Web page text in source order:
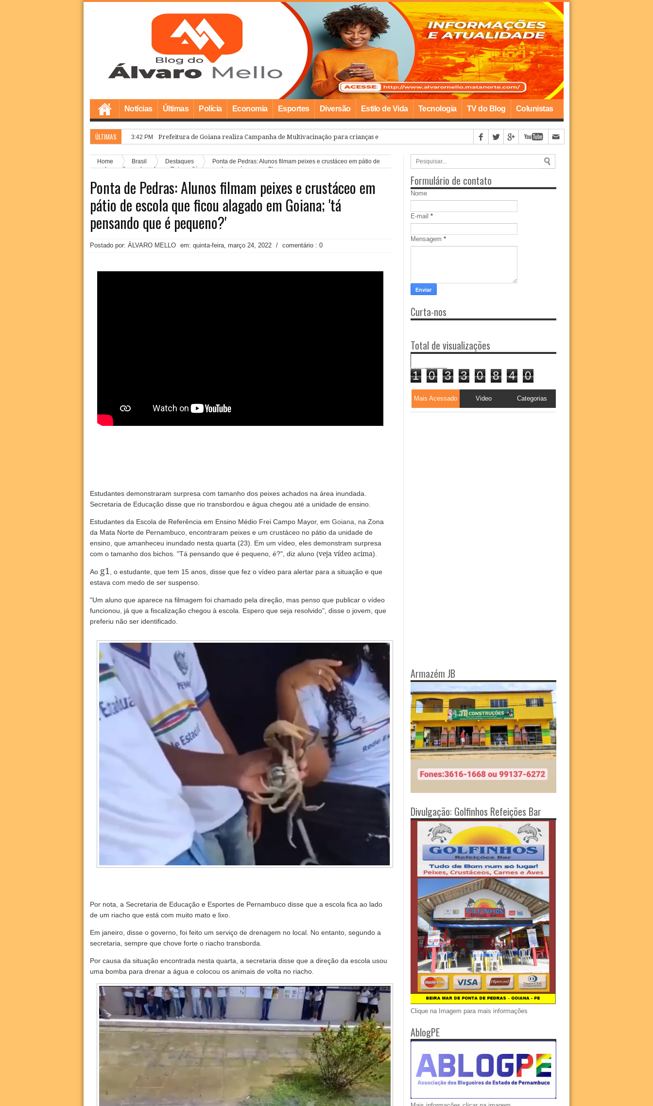
Notícias Últimas Polícia Economia Esportes Diversão Estilo de Vida Tecnologia TV do Blog Colunistas
ÚLTIMAS 3:42 PM Prefeitura de Goiana realiza Campanha de Multivacinação para crianças e adolescentes menores de 15 anos
Home Brasil Destaques
Ponta de Pedras: Alunos filmam peixes e crustáceo em pátio de
escola que ficou alagado em Goiana; 'tá pensando que é pequeno?'
Ponta de Pedras: Alunos filmam peixes e crustáceo em
pátio de escola que ficou alagado em Goiana; 'tá
pensando que é pequeno?'
Postado por: ÁLVARO MELLO em: quinta-feira, março 24, 2022 / comentário : 0
Estudantes demonstraram surpresa com tamanho dos peixes achados na área inundada.
Secretaria de Educação disse que rio transbordou e água chegou até a unidade de ensino.
Estudantes da Escola de Referência em Ensino Médio Frei Campo Mayor, em Goiana , na Zona
da Mata Norte de Pernambuco, encontraram peixes e um crustáceo no pátio da unidade de
ensino, que amanheceu inundado nesta quarta (23). Em um vídeo, eles demonstram surpresa
com o tamanho dos bichos. "Tá pensando que é pequeno, é?", diz aluno (veja vídeo acima).
Ao g1 , o estudante, que tem 15 anos, disse que fez o vídeo para alertar para a situação e que
estava com medo de ser suspenso.
"Um aluno que aparece na filmagem foi chamado pela direção, mas penso que publicar o vídeo
funcionou, já que a fiscalização chegou à escola. Espero que seja resolvido", disse o jovem, que
preferiu não ser identificado.
Por nota, a Secretaria de Educação e Esportes de Pernambuco disse que a escola fica ao lado
de um riacho que está com muito mato e lixo.
Em janeiro, disse o governo, foi feito um serviço de drenagem no local. No entanto, segundo a
secretaria, sempre que chove forte o riacho transborda.
Por causa da situação encontrada nesta quarta, a secretaria disse que a direção da escola usou
uma bomba para drenar a água e colocou os animais de volta no riacho.
Formulário de contato
Nome
E-mail *
Mensagem *
Curta-nos
Total de visualizações
1 0 3 3 0 8 4 0
Mais Acessado Video Categorias
Armazém JB
Divulgação: Golfinhos Refeições Bar
Clique na Imagem para mais informações
AblogPE